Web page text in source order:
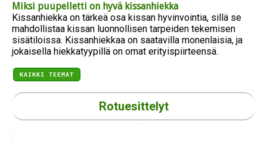
Miksi puupelletti on hyvä kissanhiekka
Kissanhiekka on tärkeä osa kissan hyvinvointia, sillä se
mahdollistaa kissan luonnollisen tarpeiden tekemisen
sisätiloissa. Kissanhiekkaa on saatavilla monenlaisia, ja
jokaisella hiekkatyypillä on omat erityispiirteensä.
KAIKKI TEEMAT
Rotuesittelyt